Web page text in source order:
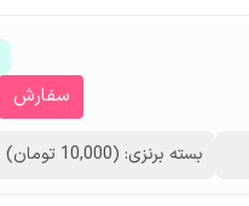
سفارش
بسته برنزی: (10,000 تومان)